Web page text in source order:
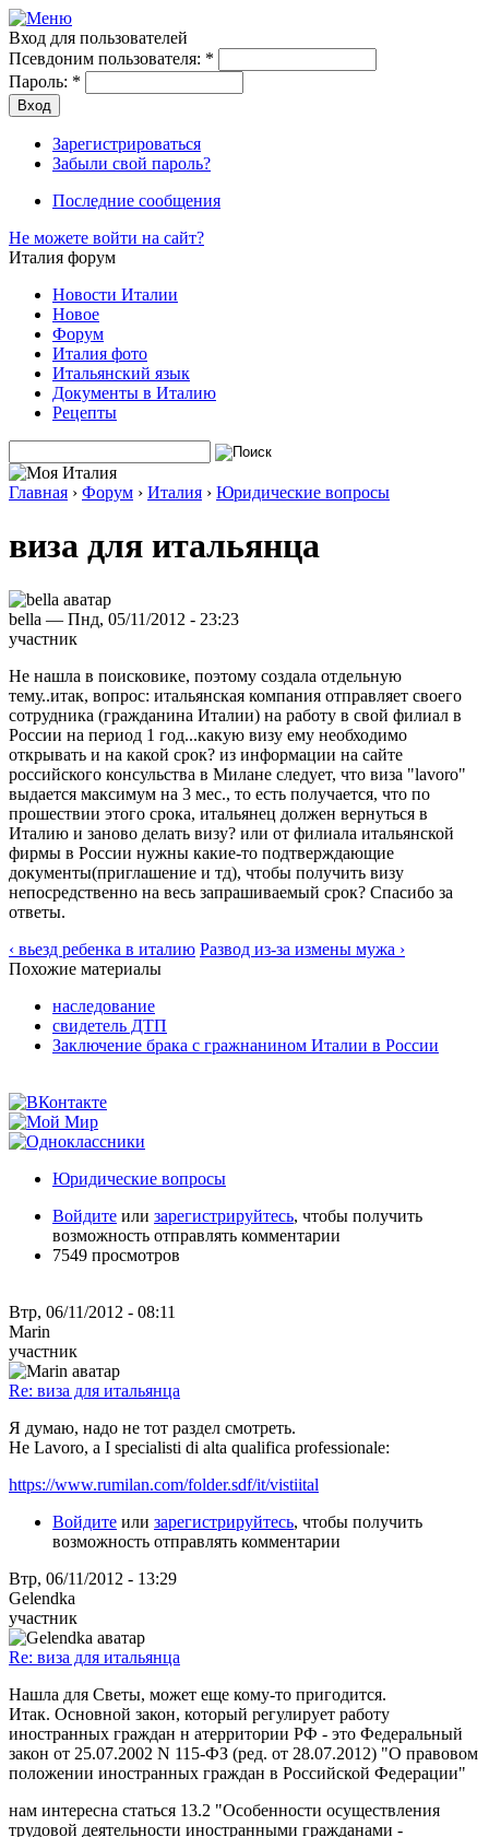
Вход для пользователей
Псевдоним пользователя: *
Пароль: *
Зарегистрироваться
Забыли свой пароль?
Последние сообщения
Не можете войти на сайт?
Италия форум
Новости Италии
Новое
Форум
Италия фото
Итальянский язык
Документы в Италию
Рецепты
Главная › Форум › Италия › Юридические вопросы
виза для итальянца
bella — Пнд, 05/11/2012 - 23:23
участник
Не нашла в поисковике, поэтому создала отдельную
тему..итак, вопрос: итальянская компания отправляет своего
сотрудника (гражданина Италии) на работу в свой филиал в
России на период 1 год...какую визу ему необходимо
открывать и на какой срок? из информации на сайте
российского консульства в Милане следует, что виза "lavoro"
выдается максимум на 3 мес., то есть получается, что по
прошествии этого срока, итальянец должен вернуться в
Италию и заново делать визу? или от филиала итальянской
фирмы в России нужны какие-то подтверждающие
документы(приглашение и тд), чтобы получить визу
непосредственно на весь запрашиваемый срок? Спасибо за
ответы.
‹ вьезд ребенка в италию Развод из-за измены мужа ›
Похожие материалы
наследование
свидетель ДТП
Заключение брака с гражнанином Италии в России
Юридические вопросы
Войдите или зарегистрируйтесь, чтобы получить
возможность отправлять комментарии
7549 просмотров
Втр, 06/11/2012 - 08:11
Marin
участник
Re: виза для итальянца
Я думаю, надо не тот раздел смотреть.
Не Lavoro, a I specialisti di alta qualifica professionale:
https://www.rumilan.com/folder.sdf/it/vistiital
Войдите или зарегистрируйтесь, чтобы получить
возможность отправлять комментарии
Втр, 06/11/2012 - 13:29
Gelendka
участник
Re: виза для итальянца
Нашла для Светы, может еще кому-то пригодится.
Итак. Основной закон, который регулирует работу
иностранных граждан н атерритории РФ - это Федеральный
закон от 25.07.2002 N 115-ФЗ (ред. от 28.07.2012) "О правовом
положении иностранных граждан в Российской Федерации"
нам интересна статься 13.2 "Особенности осуществления
трудовой деятельности иностранными гражданами -